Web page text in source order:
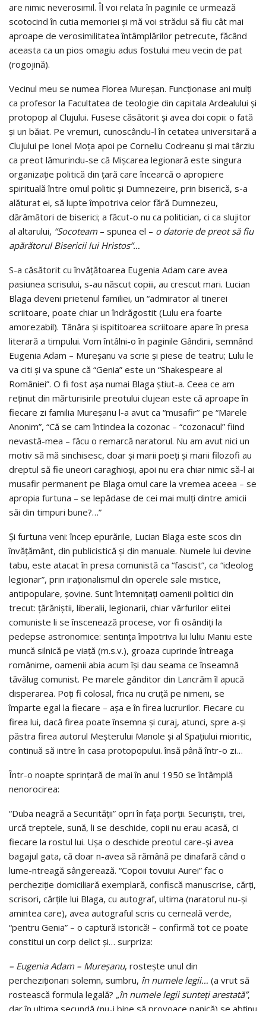
are nimic neverosimil. Îl voi relata în paginile ce urmează
scotocind în cutia memoriei şi mă voi strădui să fiu cât mai
aproape de verosimilitatea întâmplărilor petrecute, făcând
aceasta ca un pios omagiu adus fostului meu vecin de pat
(rogojină).
Vecinul meu se numea Florea Mureşan. Funcţionase ani mulţi
ca profesor la Facultatea de teologie din capitala Ardealului şi
protopop al Clujului. Fusese căsătorit şi avea doi copii: o fată
şi un băiat. Pe vremuri, cunoscându-l în cetatea universitară a
Clujului pe Ionel Moţa apoi pe Corneliu Codreanu şi mai târziu
ca preot lămurindu-se că Mişcarea legionară este singura
organizaţie politică din ţară care încearcă o apropiere
spirituală între omul politic şi Dumnezeire, prin biserică, s-a
alăturat ei, să lupte împotriva celor fără Dumnezeu,
dărâmători de biserici; a făcut-o nu ca politician, ci ca slujitor
al altarului, “Socoteam – spunea el – o datorie de preot să fiu
apărătorul Bisericii lui Hristos”…
S-a căsătorit cu învăţătoarea Eugenia Adam care avea
pasiunea scrisului, s-au născut copiii, au crescut mari. Lucian
Blaga deveni prietenul familiei, un “admirator al tinerei
scriitoare, poate chiar un îndrăgostit (Lulu era foarte
amorezabil). Tânăra şi ispititoarea scriitoare apare în presa
literară a timpului. Vom întâlni-o în paginile Gândirii, semnând
Eugenia Adam – Mureşanu va scrie şi piese de teatru; Lulu le
va citi şi va spune că “Genia” este un “Shakespeare al
României”. O fi fost aşa numai Blaga ştiut-a. Ceea ce am
reţinut din mărturisirile preotului clujean este că aproape în
fiecare zi familia Mureşanu l-a avut ca “musafir’’ pe “Marele
Anonim”, “Că se cam întindea la cozonac – “cozonacul” fiind
nevastă-mea – făcu o remarcă naratorul. Nu am avut nici un
motiv să mă sinchisesc, doar şi marii poeţi şi marii filozofi au
dreptul să fie uneori caraghioşi, apoi nu era chiar nimic să-l ai
musafir permanent pe Blaga omul care la vremea aceea – se
apropia furtuna – se lepădase de cei mai mulţi dintre amicii
săi din timpuri bune?…”
Şi furtuna veni: încep epurările, Lucian Blaga este scos din
învăţământ, din publicistică şi din manuale. Numele lui devine
tabu, este atacat în presa comunistă ca “fascist”, ca “ideolog
legionar”, prin iraţionalismul din operele sale mistice,
antipopulare, şovine. Sunt întemniţaţi oamenii politici din
trecut: ţărăniştii, liberalii, legionarii, chiar vârfurilor elitei
comuniste li se înscenează procese, vor fi osândiţi la
pedepse astronomice: sentinţa împotriva lui luliu Maniu este
muncă silnică pe viaţă (m.s.v.), groaza cuprinde întreaga
românime, oamenii abia acum îşi dau seama ce înseamnă
tăvălug comunist. Pe marele gânditor din Lancrăm îl apucă
disperarea. Poţi fi colosal, frica nu cruţă pe nimeni, se
împarte egal la fiecare – aşa e în firea lucrurilor. Fiecare cu
firea lui, dacă firea poate însemna şi curaj, atunci, spre a-şi
păstra firea autorul Meşterului Manole şi al Spaţiului mioritic,
continuă să intre în casa protopopului. însă până într-o zi…
Într-o noapte sprinţară de mai în anul 1950 se întâmplă
nenorocirea:
“Duba neagră a Securităţii” opri în faţa porţii. Securiştii, trei,
urcă treptele, sună, li se deschide, copii nu erau acasă, ci
fiecare la rostul lui. Uşa o deschide preotul care-şi avea
bagajul gata, că doar n-avea să rămână pe dinafară când o
lume-ntreagă sângerează. “Copoii tovuiui Aurei” fac o
percheziţie domiciliară exemplară, confiscă manuscrise, cărţi,
scrisori, cărţile lui Blaga, cu autograf, ultima (naratorul nu-şi
amintea care), avea autograful scris cu cerneală verde,
“pentru Genia” – o captură istorică! – confirmă tot ce poate
constitui un corp delict şi… surpriza:
– Eugenia Adam – Mureşanu, rosteşte unul din
percheziţionari solemn, sumbru, în numele legii… (a vrut să
rostească formula legală? „în numele legii sunteţi arestată”,
dar în ultima secundă (nu-i bine să provoace panică) se abţinu